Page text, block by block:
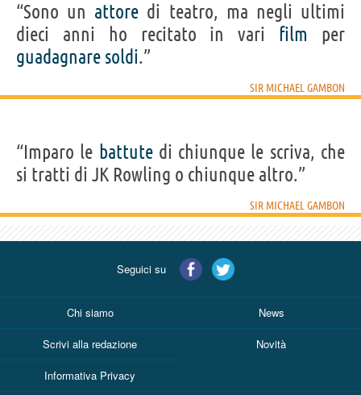
“Sono un attore di teatro, ma negli ultimi
dieci anni ho recitato in vari film per
guadagnare soldi.”
SIR MICHAEL GAMBON
“Imparo le battutedi chiunque le scriva, che
si tratti di JK Rowling o chiunque altro.”
SIR MICHAEL GAMBON
Seguici su
Chi siamo News
Scrivi alla redazione Novità
Informativa Privacy